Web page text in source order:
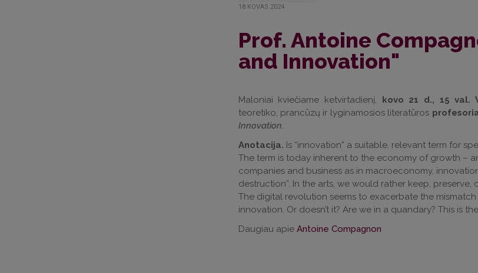
18.KOVAS.2024
Prof. Antoine
and Innovation"
Maloniai kviečiame ketvirtadienį, kovo 21 d., 15 val.
teoretiko, prancūzų ir lyginamosios literatūros
Innovation
Anotacija. Is “innovation” a suitable, relevant term for
The term is today inherent to the economy of growth –
companies and business as in macroeconomy,
destruction”. In the arts, we would rather keep,
The digital revolution seems to exacerbate the
innovation. Or doesn’t it? Are we in a quandary? This is
Daugiau apie Antoine Compagnon